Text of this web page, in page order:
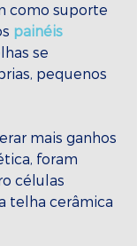
como suporte
painéis
se
pequenos
mais ganhos
foram
células
telha cerâmica